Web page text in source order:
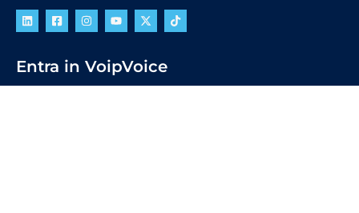
Entra in VoipVoice